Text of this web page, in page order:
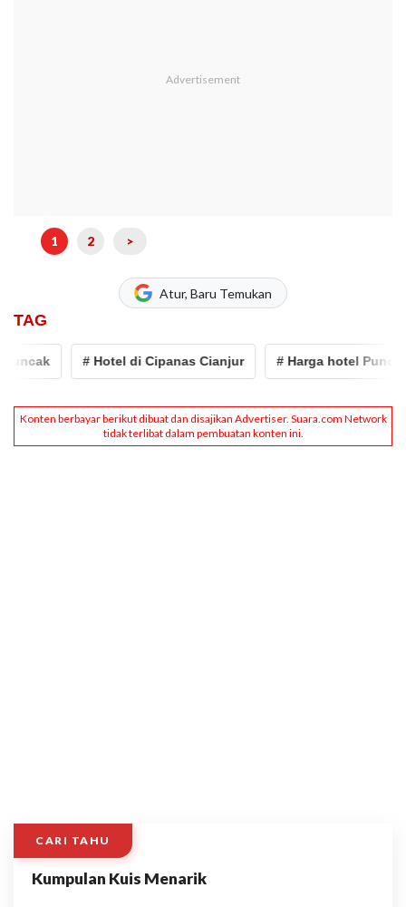
1 2 >
Atur, Baru Temukan
TAG
# Hotel di Cipanas Cianjur # Harga hotel Puncak
CARI TAHU
Kumpulan Kuis Menarik